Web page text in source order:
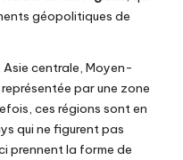
géopolitiques de
Asie centrale, Moyen-
par une zone
ces régions sont en
qui ne figurent pas
prennent la forme de